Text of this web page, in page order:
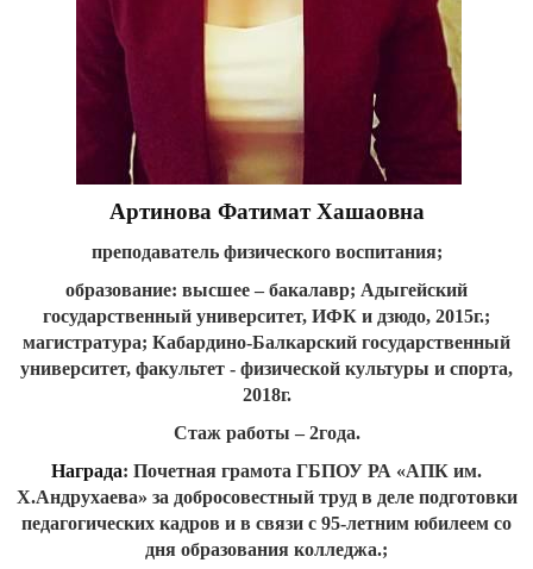
Артинова Фатимат Хашаовна
преподаватель физического воспитания;
образование: высшее – бакалавр; Адыгейский
государственный университет, ИФК и дзюдо, 2015г.;
магистратура; Кабардино-Балкарский государственный
университет, факультет - физической культуры и спорта,
2018г.
Стаж работы – 2года.
Награда: Почетная грамота ГБПОУ РА «АПК им.
Х.Андрухаева» за добросовестный труд в деле подготовки
педагогических кадров и в связи с 95-летним юбилеем со
дня образования колледжа.;